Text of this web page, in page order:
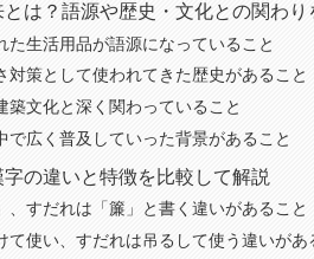
は？語源や歴史・文化との関わり
た生活用品が語源になっていること
対策として使われてきた歴史があること
築文化と深く関わっていること
で広く普及していった背景があること
の違いと特徴を比較して解説
、すだれは「簾」と書く違いがあること
て使い、すだれは吊るして使う違いがあ